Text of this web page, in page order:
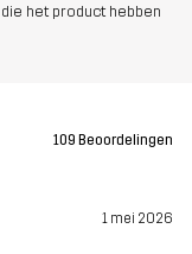
het product hebben
109 Beoordelingen
1 mei 2026